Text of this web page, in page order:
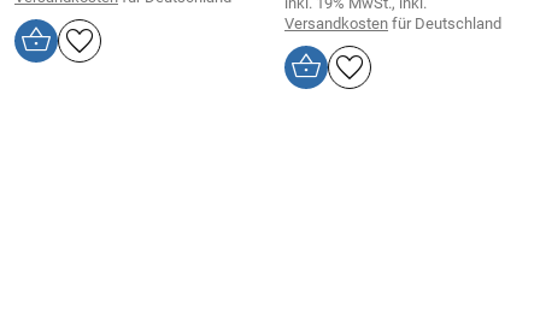
Versandkosten für Deutschland